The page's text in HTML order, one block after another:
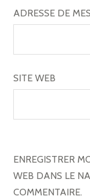
R
I
C
E
ADRESSE DE
SITE WEB
ENREGISTRER
WEB DANS LE
COMMENTAIRE.